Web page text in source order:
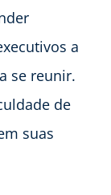
a
se reunir.
de
suas